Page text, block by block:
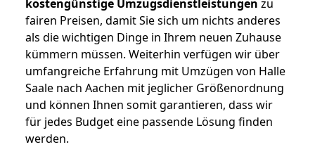
kostengünstige Umzugsdienstleistungen zu
fairen Preisen, damit Sie sich um nichts anderes
als die wichtigen Dinge in Ihrem neuen Zuhause
kümmern müssen. Weiterhin verfügen wir über
umfangreiche Erfahrung mit Umzügen von Halle
Saale nach Aachen mit jeglicher Größenordnung
und können Ihnen somit garantieren, dass wir
für jedes Budget eine passende Lösung finden
werden.